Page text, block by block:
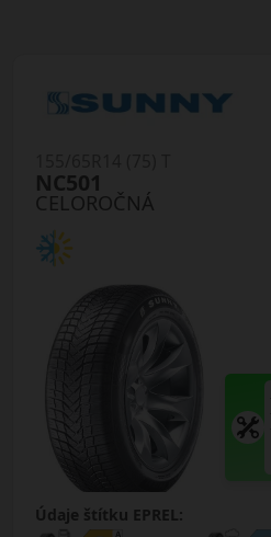
CELOROČNÁ
NC501
Údaje štítku EPREL: